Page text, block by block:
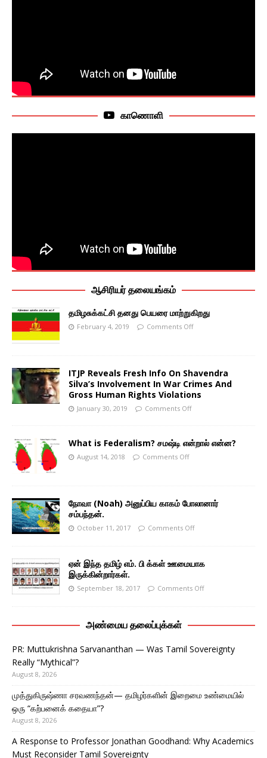
காணொளி
ஆசிரியர் தலையங்கம்
தமிழசுக்கட்சி தனது பெயரை மாற்றுகிறது
February 4, 2019 Comments Off
ITJP Reveals Fresh Info On Shavendra
Silva’s Involvement In War Crimes And
Gross Human Rights Violations
January 30, 2019 Comments Off
What is Federalism? சமஷ்டி என்றால் என்ன?
August 14, 2018 Comments Off
நோவா (Noah) அனுப்பிய காகம் போலானார்
சம்பந்தன்.
October 11, 2017 Comments Off
ஏன் இந்த தமிழ் எம். பி க்கள் ஊமையாக
இருக்கின்றார்கள்.
September 18, 2017 Comments Off
அண்மைய தலைப்புக்கள்
PR: Muttukrishna Sarvananthan — Was Tamil Sovereignty
Really “Mythical”?
August 8, 2026
முத்துகிருஷ்ணா சரவணந்தன்— தமிழர்களின் இறைமை உண்மையில்
ஒரு “கற்பனைக் கதையா”?
August 8, 2026
A Response to Professor Jonathan Goodhand: Why Academics
Must Reconsider Tamil Sovereignty